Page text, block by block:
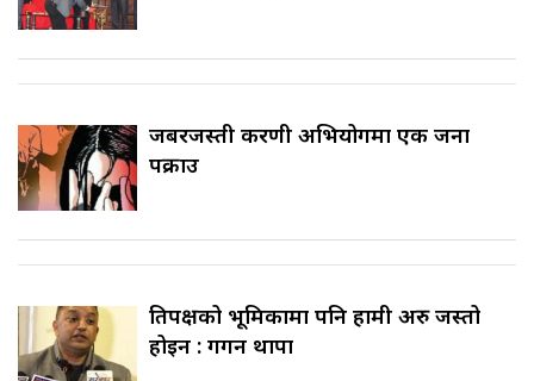
जबरजस्ती करणी अभियोगमा एक जना
पक्राउ
प्रतिपक्षको भूमिकामा पनि हामी अरु जस्तो
होइन : गगन थापा